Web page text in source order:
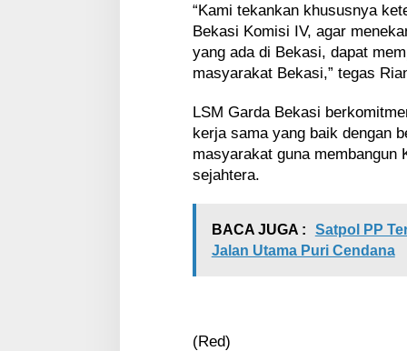
“Kami tekankan khususnya
Bekasi Komisi IV, agar
yang ada di Bekasi, dapat
masyarakat Bekasi,” tegas
LSM Garda Bekasi
kerja sama yang baik dengan
masyarakat guna membangun
sejahtera.
BACA JUGA :
Satpol PP
Jalan Utama Puri Cendana
(Red)